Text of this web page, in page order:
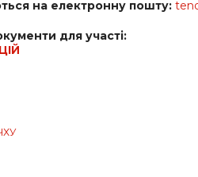
на електронну пошту:
для участі: